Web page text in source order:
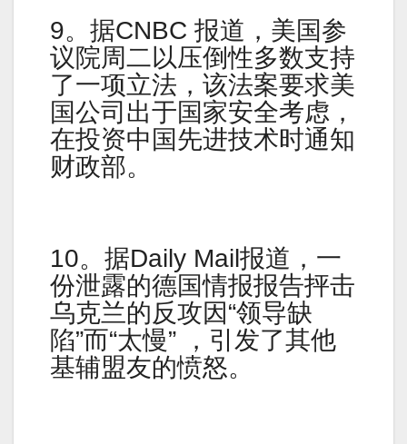
9。据CNBC 报道，美国参
议院周二以压倒性多数支持
了一项立法，该法案要求美
国公司出于国家安全考虑，
在投资中国先进技术时通知
财政部。
10。据Daily Mail报道，一
份泄露的德国情报报告抨击
乌克兰的反攻因“领导缺
陷”而“太慢” ，引发了其他
基辅盟友的愤怒。